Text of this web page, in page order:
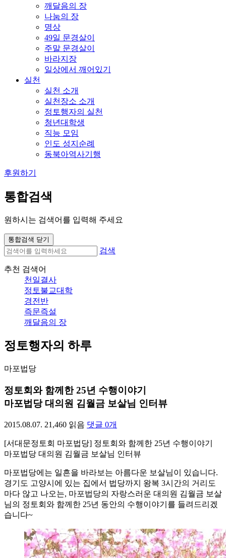
깨달음의 장
나눔의 장
명상
49일 문경살이
주말 문경살이
바라지장
일상에서 깨어있기
실천
실천 소개
실천장소 소개
정토행자의 실천
청년대학생
직능 모임
인도 성지순례
동북아역사기행
후원하기
통합검색
원하시는 검색어를 입력해 주세요
통합검색 닫기
검색
추천 검색어
천일결사
정토불교대학
경전반
즉문즉설
깨달음의 장
정토행자의 하루
마포법당
정토회와 함께한 25년 수행이야기
마포법당 대의원 김월금 보살님 인터뷰
2015.08.07. 21,460 읽음 댓글 0개
[서대문정토회 마포법당] 정토회와 함께한 25년 수행이야기
마포법당 대의원 김월금 보살님 인터뷰
마포법당에는 일흔을 바라보는 아름다운 보살님이 있습니다.
경기도 고양시에 있는 집에서 법당까지 왕복 3시간의 거리도
마다 않고 나오는, 마포법당의 자랑스러운 대의원 김월금 보살
님의 정토회와 함께한 25년 동안의 수행이야기를 들려드리겠
습니다~